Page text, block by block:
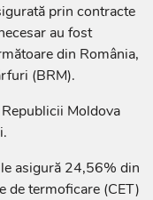
prin contracte
au fost
din România,
(BRM).
Moldova
asigură 24,56% din
de termoficare (CET)